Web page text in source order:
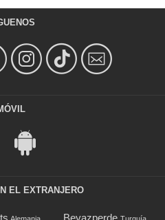
EL EXTRANJERO
Beyazperde